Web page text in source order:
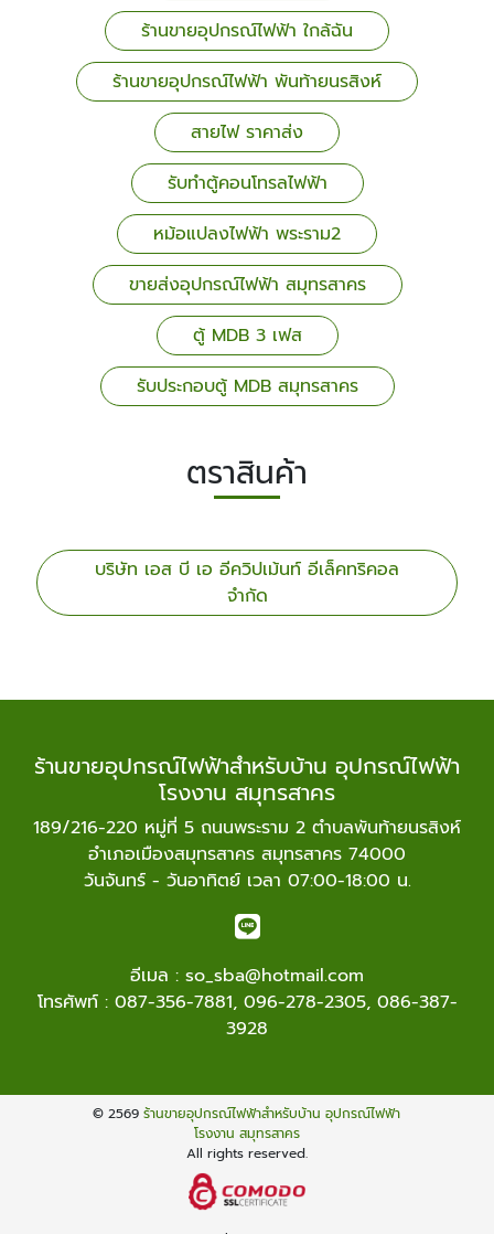
ร้านขายอุปกรณ์ไฟฟ้า ใกล้ฉัน
ร้านขายอุปกรณ์ไฟฟ้า พันท้ายนรสิงห์
สายไฟ ราคาส่ง
รับทำตู้คอนโทรลไฟฟ้า
หม้อแปลงไฟฟ้า พระราม2
ขายส่งอุปกรณ์ไฟฟ้า สมุทรสาคร
ตู้ MDB 3 เฟส
รับประกอบตู้ MDB สมุทรสาคร
ตราสินค้า
บริษัท เอส บี เอ อีควิปเม้นท์ อีเล็คทริคอล
จำกัด
ร้านขายอุปกรณ์ไฟฟ้าสำหรับบ้าน อุปกรณ์ไฟฟ้า
โรงงาน สมุทรสาคร
189/216-220 หมู่ที่ 5 ถนนพระราม 2 ตำบลพันท้ายนรสิงห์
อำเภอเมืองสมุทรสาคร สมุทรสาคร 74000
วันจันทร์ - วันอาทิตย์ เวลา 07:00-18:00 น.
อีเมล : so_sba@hotmail.com
โทรศัพท์ : 087-356-7881, 096-278-2305, 086-387-
3928
© 2569ร้านขายอุปกรณ์ไฟฟ้าสำหรับบ้าน อุปกรณ์ไฟฟ้า
โรงงาน สมุทรสาคร
All rights reserved.